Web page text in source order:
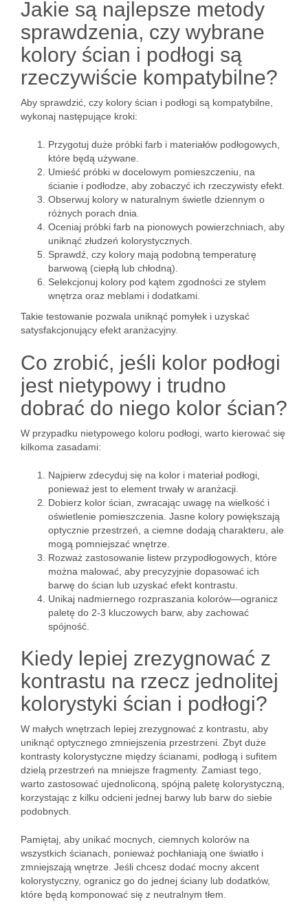
Jakie są najlepsze metody
sprawdzenia, czy wybrane
kolory ścian i podłogi są
rzeczywiście kompatybilne?
Aby sprawdzić, czy kolory ścian i podłogi są kompatybilne,
wykonaj następujące kroki:
Przygotuj duże próbki farb i materiałów podłogowych,
które będą używane.
Umieść próbki w docelowym pomieszczeniu, na
ścianie i podłodze, aby zobaczyć ich rzeczywisty efekt.
Obserwuj kolory w naturalnym świetle dziennym o
różnych porach dnia.
Oceniaj próbki farb na pionowych powierzchniach, aby
uniknąć złudzeń kolorystycznych.
Sprawdź, czy kolory mają podobną temperaturę
barwową (ciepłą lub chłodną).
Selekcjonuj kolory pod kątem zgodności ze stylem
wnętrza oraz meblami i dodatkami.
Takie testowanie pozwala uniknąć pomyłek i uzyskać
satysfakcjonujący efekt aranżacyjny.
Co zrobić, jeśli kolor podłogi
jest nietypowy i trudno
dobrać do niego kolor ścian?
W przypadku nietypowego koloru podłogi, warto kierować się
kilkoma zasadami:
Najpierw zdecyduj się na kolor i materiał podłogi,
ponieważ jest to element trwały w aranżacji.
Dobierz kolor ścian, zwracając uwagę na wielkość i
oświetlenie pomieszczenia. Jasne kolory powiększają
optycznie przestrzeń, a ciemne dodają charakteru, ale
mogą pomniejszać wnętrze.
Rozważ zastosowanie listew przypodłogowych, które
można malować, aby precyzyjnie dopasować ich
barwę do ścian lub uzyskać efekt kontrastu.
Unikaj nadmiernego rozpraszania kolorów—ogranicz
paletę do 2-3 kluczowych barw, aby zachować
spójność.
Kiedy lepiej zrezygnować z
kontrastu na rzecz jednolitej
kolorystyki ścian i podłogi?
W małych wnętrzach lepiej zrezygnować z kontrastu, aby
uniknąć optycznego zmniejszenia przestrzeni. Zbyt duże
kontrasty kolorystyczne między ścianami, podłogą i sufitem
dzielą przestrzeń na mniejsze fragmenty. Zamiast tego,
warto zastosować ujednoliconą, spójną paletę kolorystyczną,
korzystając z kilku odcieni jednej barwy lub barw do siebie
podobnych.
Pamiętaj, aby unikać mocnych, ciemnych kolorów na
wszystkich ścianach, ponieważ pochłaniają one światło i
zmniejszają wnętrze. Jeśli chcesz dodać mocny akcent
kolorystyczny, ogranicz go do jednej ściany lub dodatków,
które będą komponować się z neutralnym tłem.